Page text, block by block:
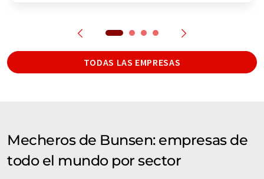
TODAS LAS EMPRESAS
Mecheros de Bunsen: empresas de
todo el mundo por sector